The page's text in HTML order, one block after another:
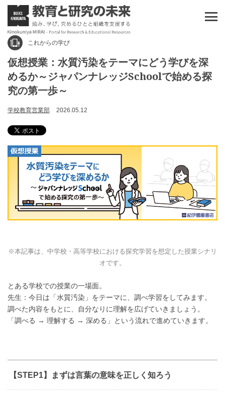
これからの学び
仮想授業：水質汚染をテーマにどう学びを深
めるか～ジャパンナレッジSchoolで始める探
究の第一歩～
学校教育営業部 2026.05.12
※本記事は、中学校・高等学校における探究学習を想定した授業シナリ
オです。
とある学校での授業の一場面。
先生：今日は「水質汚染」をテーマに、調べ学習をしてみます。
調べた内容をもとに、自分なりに理解を広げていきましょう。
「調べる → 理解する → 深める」という流れで進めていきます。
【STEP1】まずは言葉の意味を正しく知ろう